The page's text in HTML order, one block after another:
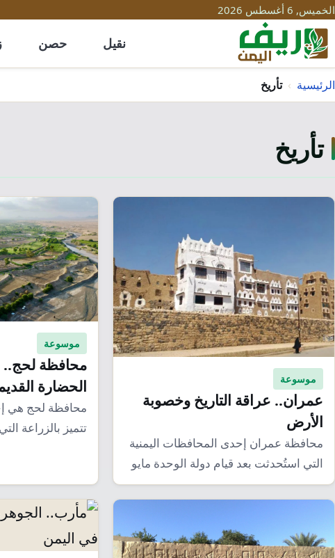
الخميس, 6 أغسطس 2026
نقيل حصن
الرئيسية › تأريخ
تأريخ
موسوعة
عمران.. عراقة التاريخ وخصوبة
الأرض
محافظة عمران إحدى المحافظات اليمنية
التي استُحدثت بعد قيام دولة الوحدة مايو
1990 شمال…
موسوعة
محافظة لحج..
الحضارة
محافظة لحج هي
تتميز بالزراعة